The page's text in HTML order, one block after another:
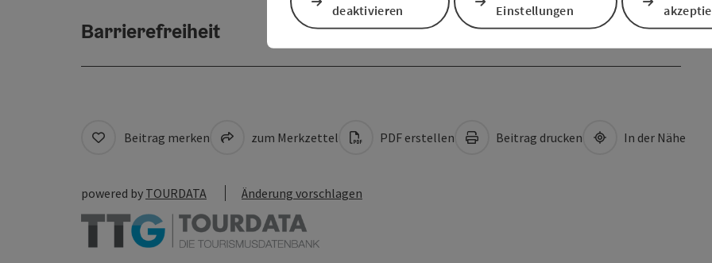
Barrierefreiheit
Beitrag merken zum Merkzettel PDF erstellen Beitrag drucken In der Nähe
powered by TOURDATA Änderung vorschlagen
deaktivieren
Einstellungen